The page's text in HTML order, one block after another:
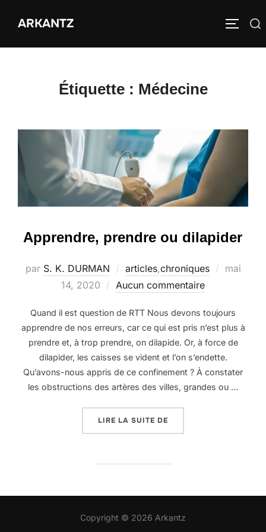
ARKANTZ Rechercher :
Étiquette : Médecine
Apprendre, prendre ou dilapider
par S. K. DURMAN articles,chroniques
Publié
mai
14, 2020
Aucun commentaire
Quand il est question de RTT Nous devons toujours
apprendre de nos erreurs, car ce qui est pris n’est plus à
prendre et, à trop prendre, on dilapide. Or, à force de
dilapider, les caisses se vident et l’on s’endette.
Qu’avons-nous appris de ce confinement ? À constater
les obstructions des artères des villes, grandes ou …
LIRE LA SUITE DE
Copyright © 2026 Arkantz